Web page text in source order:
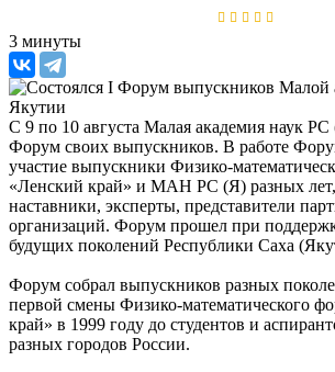
3 минуты
С 9 по 10 августа Малая академия наук
Форум своих выпускников. В работе
участие выпускники Физико-
«Ленский край» и МАН РС (Я) разных
наставники, эксперты, представители
организаций. Форум прошел при
будущих поколений Республики Саха
Форум собрал выпускников разных
первой смены Физико-математического
край» в 1999 году до студентов и
разных городов России.